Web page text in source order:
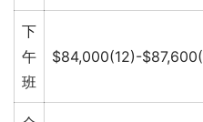
下
午
班
$84,000(12)-